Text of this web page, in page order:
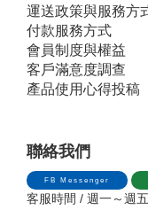
運送政策與服務方
付款服務方式
會員制度與權益
客戶滿意度調查
產品使用心得投稿
聯絡我們
FB Messenger
客服時間 / 週一～週